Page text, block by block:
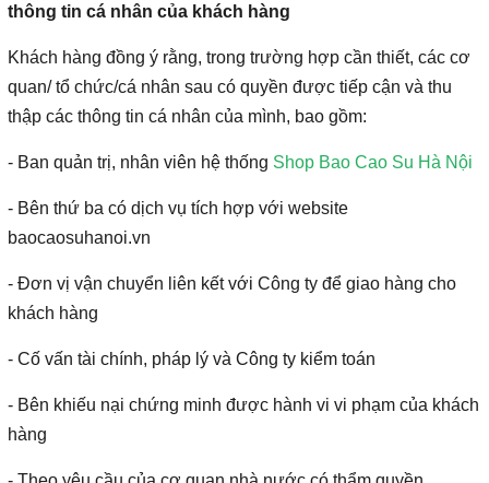
thông tin cá nhân của khách hàng
Khách hàng đồng ý rằng, trong trường hợp cần thiết, các cơ
quan/ tổ chức/cá nhân sau có quyền được tiếp cận và thu
thập các thông tin cá nhân của mình, bao gồm:
- Ban quản trị, nhân viên hệ thống Shop Bao Cao Su Hà Nội
- Bên thứ ba có dịch vụ tích hợp với website
baocaosuhanoi.vn
- Đơn vị vận chuyển liên kết với Công ty để giao hàng cho
khách hàng
- Cố vấn tài chính, pháp lý và Công ty kiểm toán
- Bên khiếu nại chứng minh được hành vi vi phạm của khách
hàng